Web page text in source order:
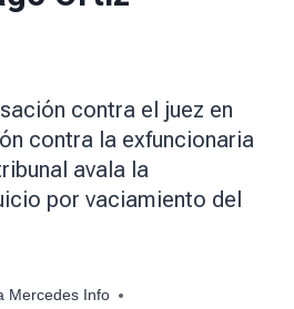
contra el juez en
contra la exfuncionaria
avala la
por vaciamiento del
Mercedes Info